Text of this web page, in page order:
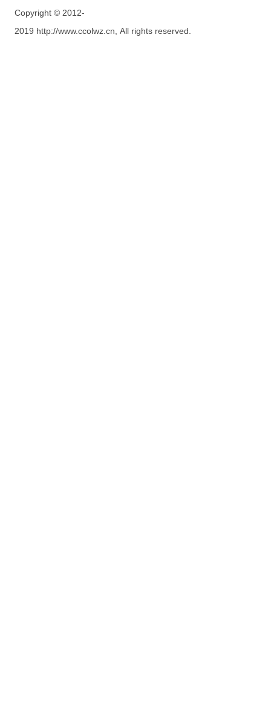
Copyright © 2012-
2019 http://www.ccolwz.cn, All rights reserved.